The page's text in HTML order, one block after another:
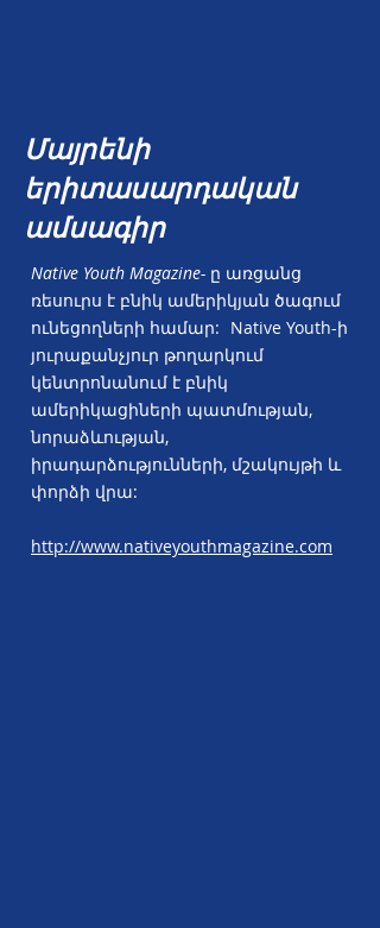
Մայրենի
երիտասարդական
ամսագիր
Native Youth Magazine- ը առցանց
ռեսուրս է բնիկ ամերիկյան ծագում
ունեցողների համար: Native Youth-ի
յուրաքանչյուր թողարկում
կենտրոնանում է բնիկ
ամերիկացիների պատմության,
նորաձևության,
իրադարձությունների, մշակույթի և
փորձի վրա:
http://www.nativeyouthmagazine.com